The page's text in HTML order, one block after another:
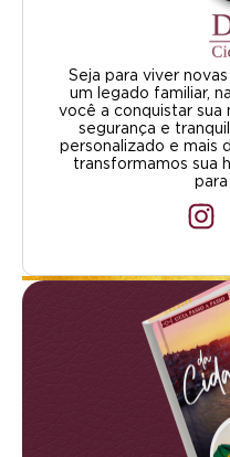
Seja para viver
um legado familiar,
você a conquistar sua
segurança e
personalizado e mais
transformamos sua